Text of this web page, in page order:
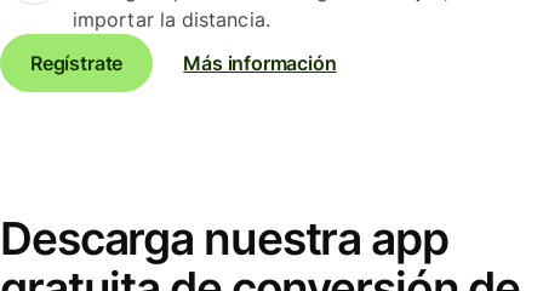
importar la distancia.
Regístrate
Más información
Descarga nuestra app